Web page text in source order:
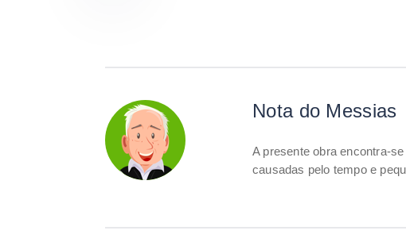
Nota do Messias
A presente obra encontra-
causadas pelo tempo e